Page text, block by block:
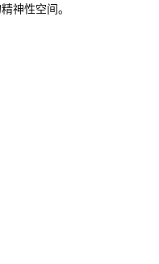
神性空间。